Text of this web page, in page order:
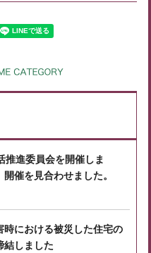
推進委員会を開催しま
催を見合わせました。
における被災した住宅の
結しました